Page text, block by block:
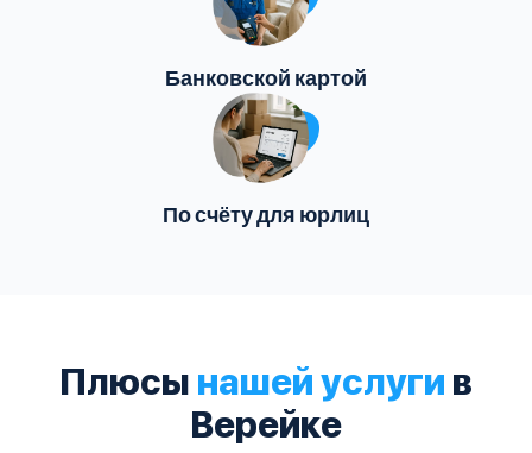
Банковской картой
По счёту для юрлиц
Плюсы нашей услуги в
Верейке